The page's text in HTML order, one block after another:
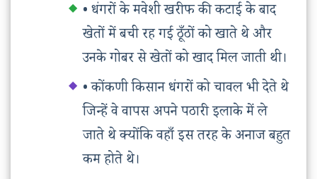
• धंगरों के मवेशी खरीफ की कटाई के बाद
खेतों में बची रह गई ठूँठों को खाते थे और
उनके गोबर से खेतों को खाद मिल जाती थी।
• कोंकणी किसान धंगरों को चावल भी देते थे
जिन्हें वे वापस अपने पठारी इलाके में ले
जाते थे क्योंकि वहाँ इस तरह के अनाज बहुत
कम होते थे।